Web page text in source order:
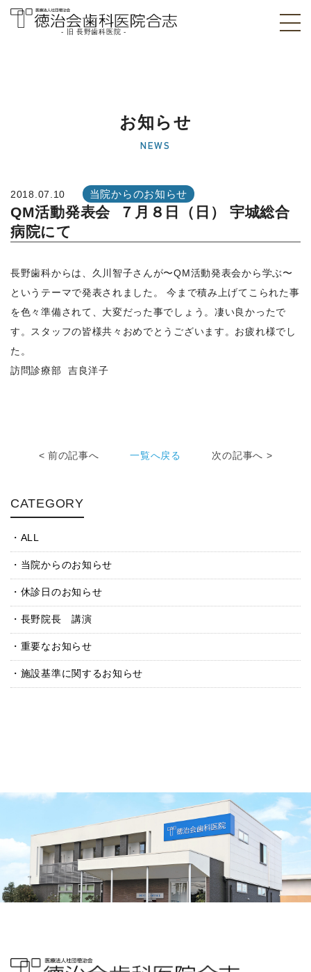
医院]｜熊本県合志
- 旧 長野歯科医院 -
お知らせ
NEWS
2018.07.10 当院からのお知らせ
QM活動発表会 ７月８日（日） 宇城総合
病院にて
長野歯科からは、久川智子さんが〜QM活動発表会から学ぶ〜
というテーマで発表されました。 今まで積み上げてこられた事
を色々準備されて、大変だった事でしょう。凄い良かったで
す。スタッフの皆様共々おめでとうございます。お疲れ様でし
た。
訪問診療部 吉良洋子
< 前の記事へ 一覧へ戻る 次の記事へ >
CATEGORY
ALL
当院からのお知らせ
休診日のお知らせ
長野院長 講演
重要なお知らせ
施設基準に関するお知らせ